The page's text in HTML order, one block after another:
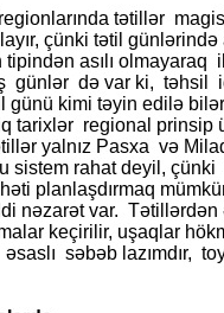
tətillər
çünki tətil günlərində
asılı
günlər də var ki, təhsil
günü kimi təyin edilə
tarixlər regional
yalnız Pasxa və
sistem rahat deyil,
planlaşdırmaq
nəzarət var.
keçirilir, uşaqlar
səbəb lazımdır,